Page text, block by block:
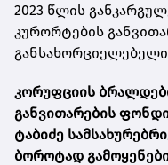
2023 წლის
კურორტების
კორუფციის
განვითარების
ტაბიძე
ბოროტად